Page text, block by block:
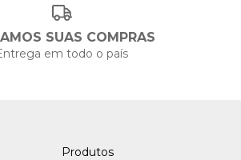
SUAS COMPRAS
em todo o país
Produtos